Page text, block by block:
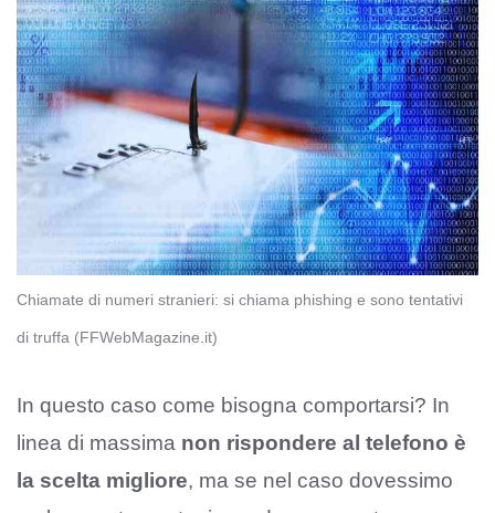
Chiamate di numeri stranieri: si chiama phishing e sono tentativi
di truffa (FFWebMagazine.it)
In questo caso come bisogna comportarsi? In
linea di massima non rispondere al telefono è
la scelta migliore, ma se nel caso dovessimo